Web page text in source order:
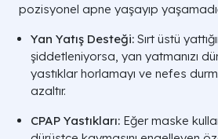
pozisyonel apne yaşayıp
Yan Yatış Desteği: Sırt üstü
şiddetleniyorsa, yan yatmanızı
yastıklar horlamayı ve nefes
azaltır.
CPAP Yastıkları: Eğer maske